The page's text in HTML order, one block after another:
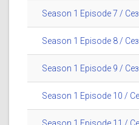
Season 1 Episode 7 /
Season 1 Episode 8 /
Season 1 Episode 9 /
Season 1 Episode 10 /